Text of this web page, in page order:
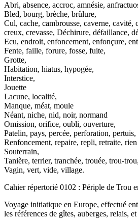
Abri, absence, accroc, amnésie,
Bled, bourg, brèche, brûlure,
Cul, cache, cambrousse, caverne, cavité,
creux, crevasse, Déchirure, défaillance,
Ecu, endroit, enfoncement, enfonçure,
Fente, faille, forure, fosse, fuite,
Grotte,
Habitation, hiatus, hypogée,
Interstice,
Jouette
Lacune, localité,
Manque, méat, moule
Néant, niche, nid, noir, normand
Omission, orifice, oubli, ouverture,
Patelin, pays, percée, perforation,
Renfoncement, repaire, repli, retraite, rien
Souterrain,
Tanière, terrier, tranchée, trouée, trou-
Vagin, vert, vide, village.
Cahier répertorié 0102 : Périple de Trou
Voyage initiatique en Europe, effectué
les références de gîtes, auberges, relais,